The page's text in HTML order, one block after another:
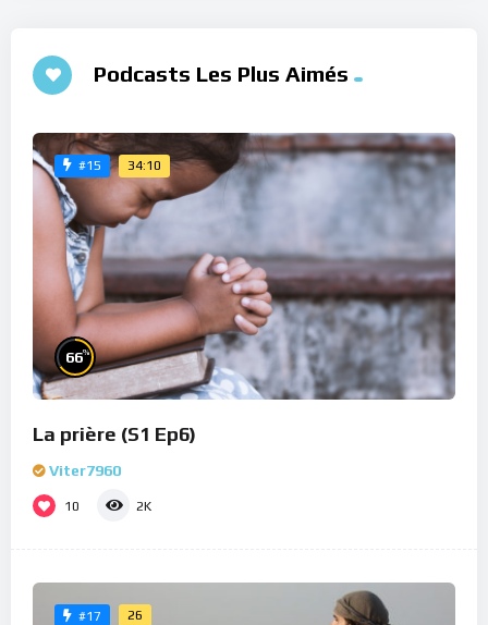
Podcasts Les Plus Aimés
#15 34:10
66%
La prière (S1 Ep6)
Viter7960
10 2K
#17 26